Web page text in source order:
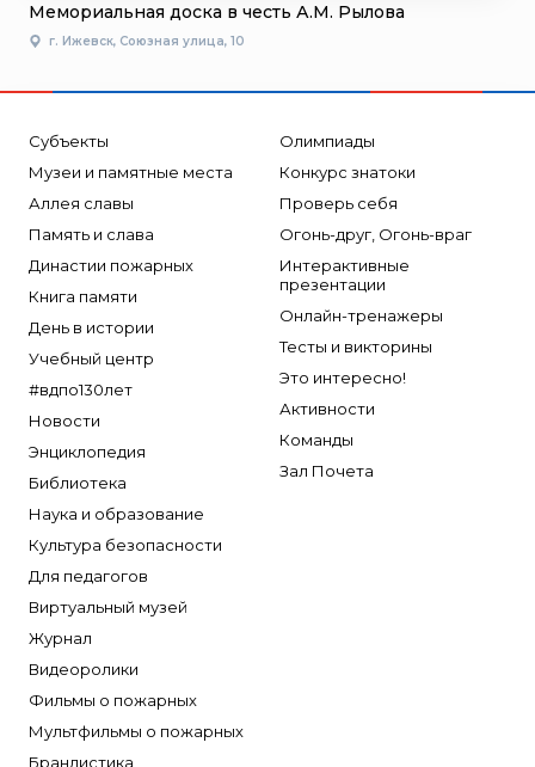
Мемориальная доска в честь А.М. Рылова
г. Ижевск, Союзная улица, 10
Субъекты
Музеи и памятные места
Аллея славы
Память и слава
Династии пожарных
Книга памяти
День в истории
Учебный центр
#вдпо130лет
Новости
Энциклопедия
Библиотека
Наука и образование
Культура безопасности
Для педагогов
Виртуальный музей
Журнал
Видеоролики
Фильмы о пожарных
Мультфильмы о пожарных
Брандистика
Олимпиады
Конкурс знатоки
Проверь себя
Огонь-друг, Огонь-враг
Интерактивные
презентации
Онлайн-тренажеры
Тесты и викторины
Это интересно!
Активности
Команды
Зал Почета